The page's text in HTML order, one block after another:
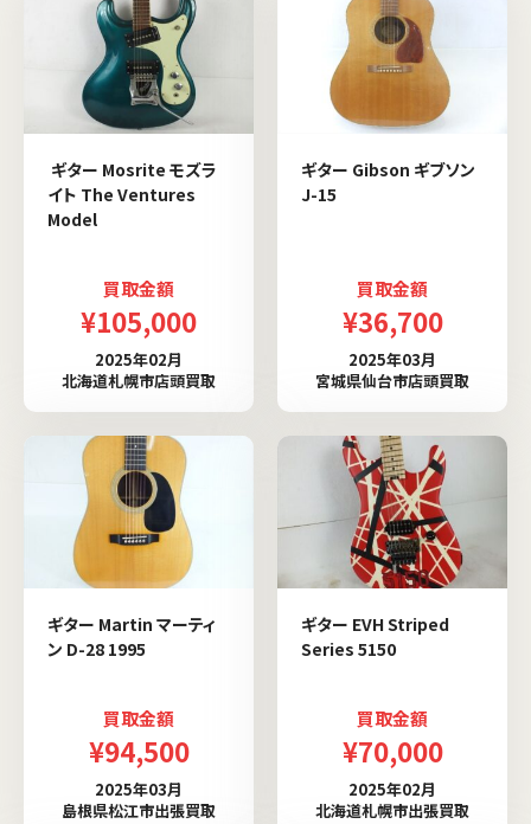
ギター Mosrite モズラ
イト The Ventures
Model
買取金額
¥105,000
2025年02月
北海道札幌市店頭買取
ギター Gibson ギブソン
J-15
買取金額
¥36,700
2025年03月
宮城県仙台市店頭買取
ギター Martin マーティ
ン D-28 1995
買取金額
¥94,500
2025年03月
島根県松江市出張買取
ギター EVH Striped
Series 5150
買取金額
¥70,000
2025年02月
北海道札幌市出張買取